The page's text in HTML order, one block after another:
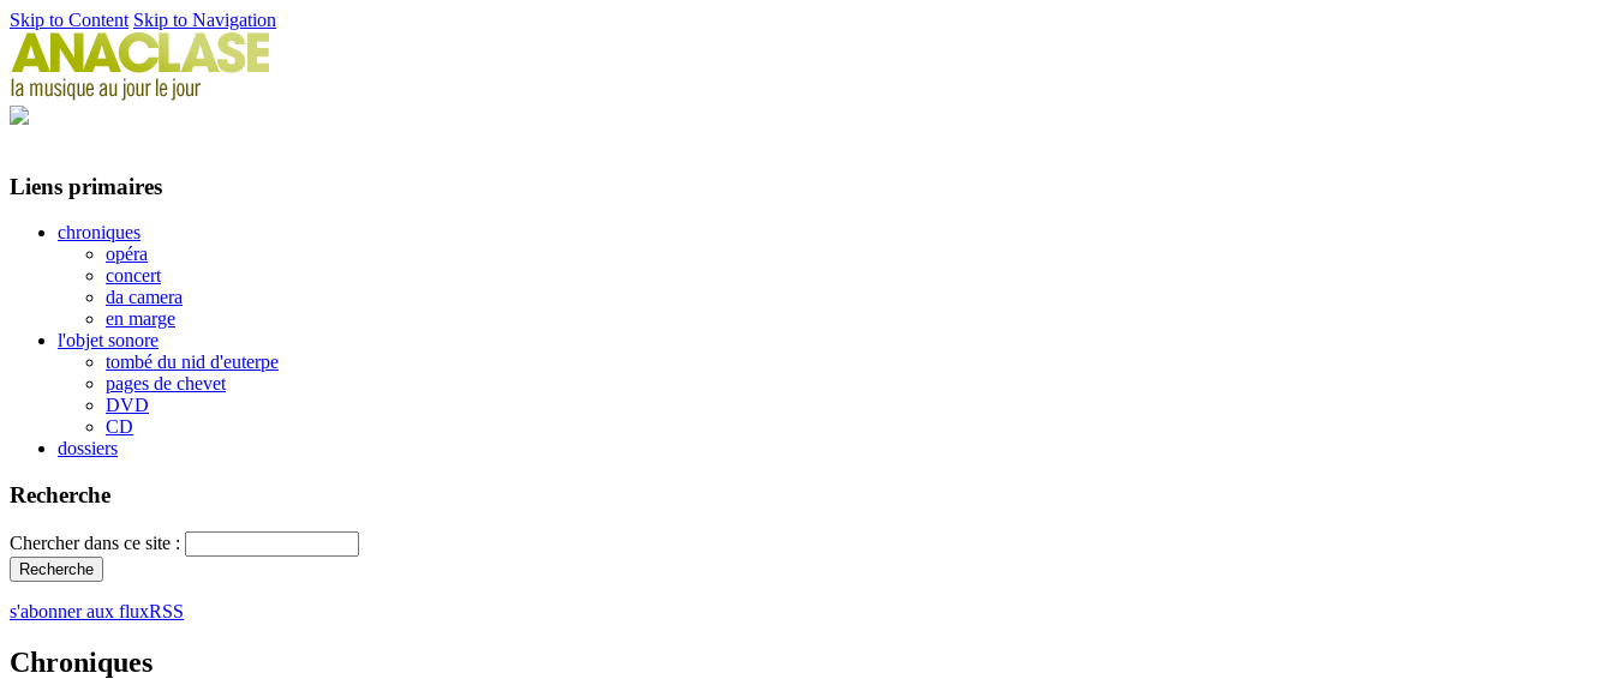
Skip to Content Skip to Navigation
Liens primaires
chroniques
opéra
concert
da camera
en marge
l'objet sonore
tombé du nid d'euterpe
pages de chevet
DVD
CD
dossiers
Recherche
Chercher dans ce site :
s'abonner aux fluxRSS
Chroniques